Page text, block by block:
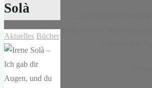
Solà
Aktuelles Bücher